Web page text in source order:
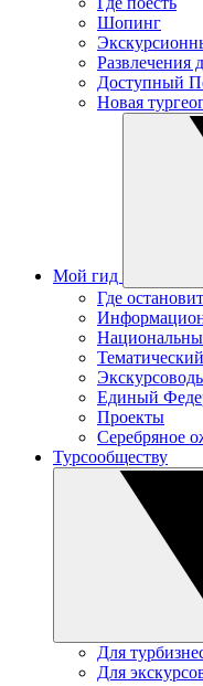
Шопинг
Развлечения
Доступный
Новая
Мой гид
Где
Единый
Проекты
Серебряное
Турсообществу
Для
Для